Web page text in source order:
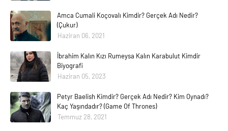
Amca Cumali Koçovalı Kimdir? Gerçek Adı Nedir?
(Çukur)
Haziran 06, 2021
İbrahim Kalın Kızı Rumeysa Kalın Karabulut Kimdir
Biyografi
Haziran 05, 2023
Petyr Baelish Kimdir? Gerçek Adı Nedir? Kim Oynadı?
Kaç Yaşındadır? (Game Of Thrones)
Temmuz 28, 2021